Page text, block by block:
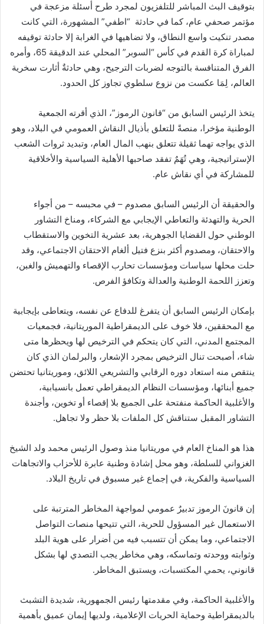
بتوقيف البث المباشر للتلفزيون لمجرد طرح أسئلة مزعجة في
مؤتمر صحفي عام، كما في حادثة “اطفي” المشهورة، التي كانت
مصدر تنكيت واسع النطاق، ولا تضاهيها في الغرابة إلا حادثة توقيفه
لمباراة كرة القدم في كأس “السوبر” المحلي عند الدقيقة 65، وأمره
الفرق المتنافسة بالتوجه لضربات الترجيح، وهي حادثةٌ أثارت سخرية
العالم، لِمَا عكست من نزوع سلطوي تجاوز كل الحدود.
يتخذ الرئيس السابق من “قانون الرموز”، الذي أقرته الجمعية
الوطنية مؤخرا، منصةً للتعلق بأذيال النقاش العمومي في البلاد، وهو
الذي يواجه تهما ثقيلة تتعلق بنهب المال العام، وتبديد ثروات الشعب
الإستراتيجية، وهي تُهَمٌ تفقد صاحبها الأهلية السياسية والأخلاقية
للمشاركة في أي نقاش عام.
والحقيقة أن الرئيس السابق مصدوم – في محبسه – من أجواء
الحرية والتهدئة والتعاطي الإيجابي مع الشركاء، ومناخ التشاور
الوطني حول القضايا الجوهرية، بعد عشرية التخوين والاستقطاب
والاحتقان، ومصدوم أكثر بنزع فتيل ألغام الاحتقان الاجتماعي، وقد
حلت محلها سياسات ومؤسسات تحارب الإقصاء والتهميش والغبن،
وتعزز اللحمة الوطنية والعدالة وتكافؤ الفرص.
بإمكان الرئيس السابق أن يتفرغ للدفاع عن نفسه، ويتعاطى بإيجابية
مع المحققين، فلا خوف على الديمقراطية الموريتانية، فجمعيات
المجتمع المدني، التي كان يتحكم في الترخيص لها ويحظرها متى
شاء، أصبحت تنال الترخيص بمجرد الإشعار، والبرلمان الذي كان
ينتقص منه استعاد دوره الرقابي والتشريعي اللائق، وموريتانيا تحتضن
جميع أبنائها، ومؤسسات النظام الديمقراطي تعمل بانسيابية،
والأغلبية الحاكمة منفتحة على الجميع بلا إقصاء أو تخوين، وأجندة
التشاور المقبل ستناقش كل الملفات بلا حظر ولا تجاهل.
هذا هو المناخ العام في موريتانيا منذ وصول الرئيس محمد ولد الشيخ
الغزواني للسلطة، وهو محل إشادة وطنية عابرة للأحزاب والاتجاهات
السياسية والفكرية، في إجماع غير مسبوق في تاريخ البلاد.
إن قانونَ الرموز تدبيرٌ عمومي لمواجهة المخاطر المترتبة على
الاستعمال غير المسؤول للحرية، التي تتيحها منصات التواصل
الاجتماعي، وما يمكن أن تتسبب فيه من أضرار على هوية البلد
وثوابته ووحدته وتماسكه، وهي مخاطر يجب التصدي لها بشكل
قانوني، يحمي المكتسبات، ويستبق المخاطر.
والأغلبية الحاكمة، وفي مقدمتها رئيس الجمهورية، شديدة التشبث
بالديمقراطية وحماية الحريات الإعلامية، ولديها إيمان عميق بأهمية